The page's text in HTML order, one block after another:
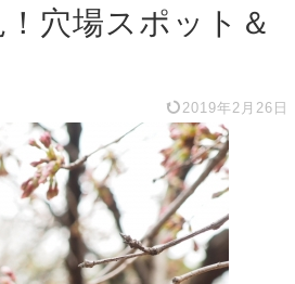
穴場スポット＆
2019年2月26日